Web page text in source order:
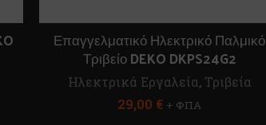
Επαγγελματικό Ηλεκτρικό Παλμικό
Τριβείο DEKO DKPS24G2
Ηλεκτρικά Εργαλεία, Τριβεία
29,00 € + ΦΠΑ